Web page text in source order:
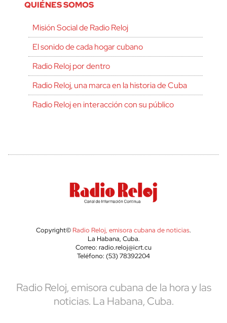
QUIÉNES SOMOS
Misión Social de Radio Reloj
El sonido de cada hogar cubano
Radio Reloj por dentro
Radio Reloj, una marca en la historia de Cuba
Radio Reloj en interacción con su público
Copyright© Radio Reloj, emisora cubana de noticias.
La Habana, Cuba.
Correo: radio.reloj@icrt.cu
Teléfono: (53) 78392204
Radio Reloj, emisora cubana de la hora y las
noticias. La Habana, Cuba.